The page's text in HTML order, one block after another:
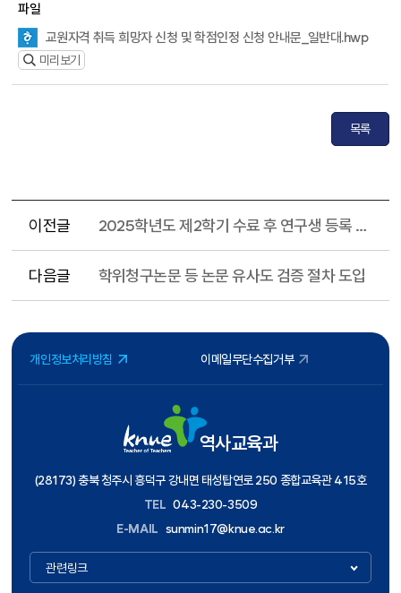
파일
교원자격 취득 희망자 신청 및 학점인정 신청 안내문_일반대.hwp
미리보기
목록
이전글 2025학년도 제2학기 수료 후 연구생 등록 안내
다음글 학위청구논문 등 논문 유사도 검증 절차 도입
개인정보처리방침 이메일무단수집거부
역사교육과
(28173) 충북 청주시 흥덕구 강내면 태성탑연로 250 종합교육관 415호
TEL 043-230-3509
E-MAIL sunmin17@knue.ac.kr
관련링크